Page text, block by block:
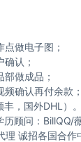
做电子图；
认；
做成品；
确认再付余款；
，国外DHL）。
顾问：BillQQ/
诚招各国合作